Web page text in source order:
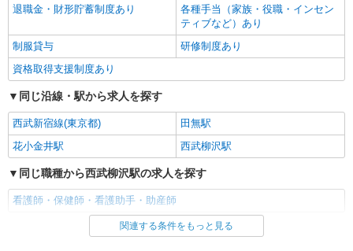
退職金・財形貯蓄制度あり
各種手当（家族・役職・インセン
ティブなど）あり
制服貸与
研修制度あり
資格取得支援制度あり
同じ沿線・駅から求人を探す
西武新宿線(東京都)
田無駅
花小金井駅
西武柳沢駅
同じ職種から西武柳沢駅の求人を探す
看護師・保健師・看護助手・助産師
同じ雇用形態から西武柳沢駅の求人を探す
関連する条件をもっと見る